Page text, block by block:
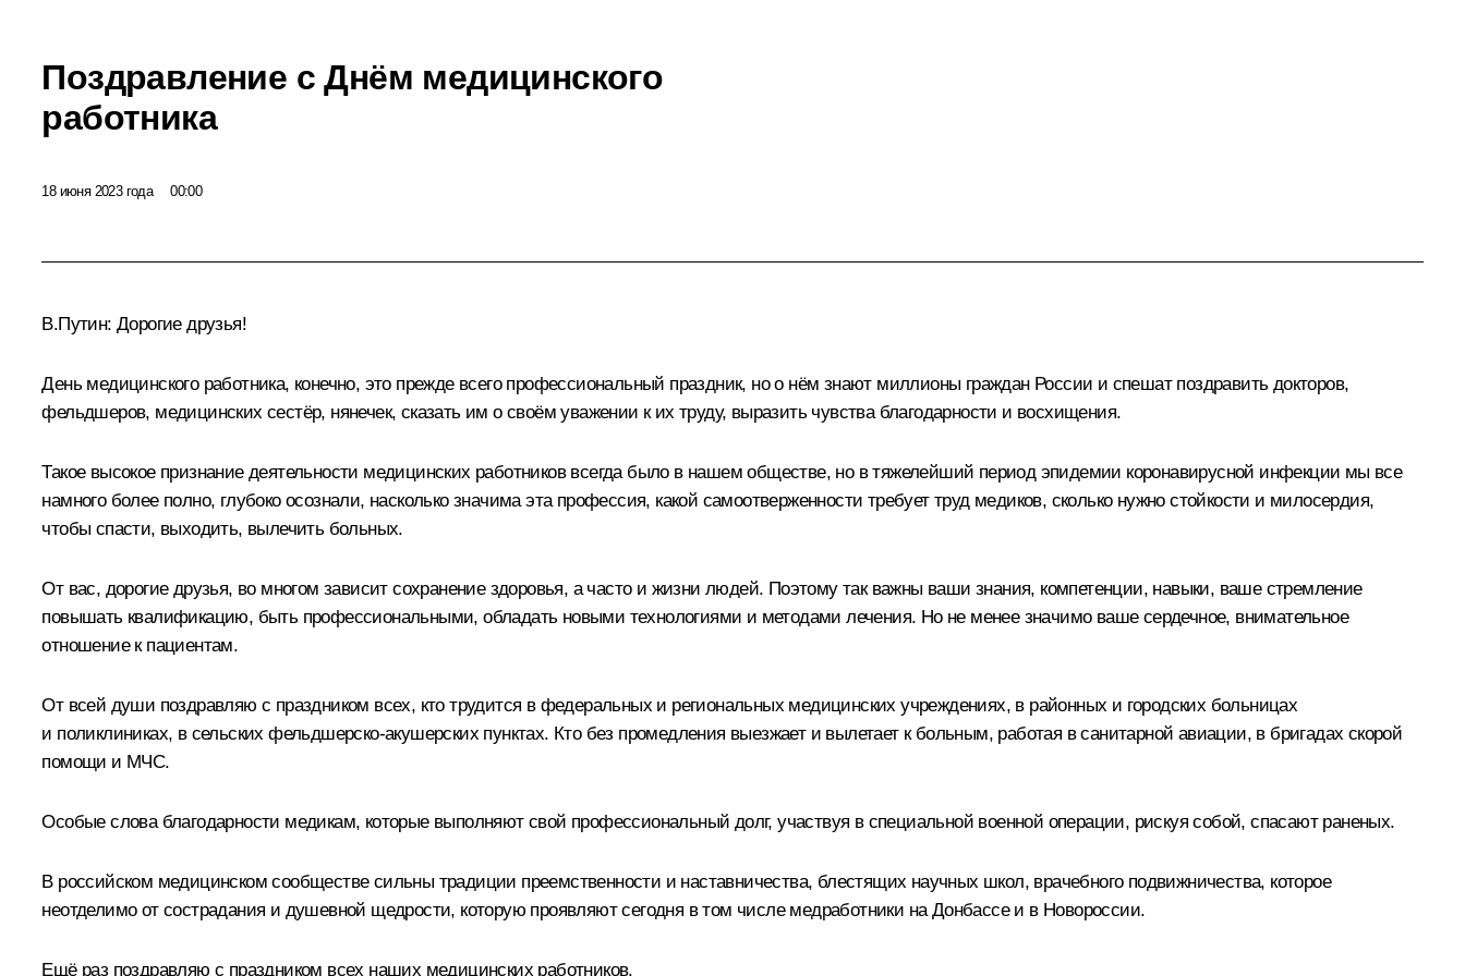
Поздравление с Днём медицинского
работника
18 июня 2023 года 00:00
В.Путин: Дорогие друзья!
День медицинского работника, конечно, это прежде всего профессиональный праздник, но о нём знают миллионы граждан России и спешат поздравить докторов,
фельдшеров, медицинских сестёр, нянечек, сказать им о своём уважении к их труду, выразить чувства благодарности и восхищения.
Такое высокое признание деятельности медицинских работников всегда было в нашем обществе, но в тяжелейший период эпидемии коронавирусной инфекции мы все
намного более полно, глубоко осознали, насколько значима эта профессия, какой самоотверженности требует труд медиков, сколько нужно стойкости и милосердия,
чтобы спасти, выходить, вылечить больных.
От вас, дорогие друзья, во многом зависит сохранение здоровья, а часто и жизни людей. Поэтому так важны ваши знания, компетенции, навыки, ваше стремление
повышать квалификацию, быть профессиональными, обладать новыми технологиями и методами лечения. Но не менее значимо ваше сердечное, внимательное
отношение к пациентам.
От всей души поздравляю с праздником всех, кто трудится в федеральных и региональных медицинских учреждениях, в районных и городских больницах
и поликлиниках, в сельских фельдшерско-акушерских пунктах. Кто без промедления выезжает и вылетает к больным, работая в санитарной авиации, в бригадах скорой
помощи и МЧС.
Особые слова благодарности медикам, которые выполняют свой профессиональный долг, участвуя в специальной военной операции, рискуя собой, спасают раненых.
В российском медицинском сообществе сильны традиции преемственности и наставничества, блестящих научных школ, врачебного подвижничества, которое
неотделимо от сострадания и душевной щедрости, которую проявляют сегодня в том числе медработники на Донбассе и в Новороссии.
Ещё раз поздравляю с праздником всех наших медицинских работников.